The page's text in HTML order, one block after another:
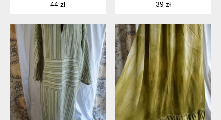
44 zł
39 zł